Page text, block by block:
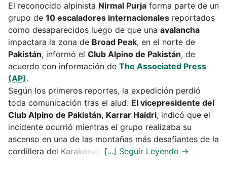
El reconocido alpinista Nirmal Purja forma parte de un
grupo de 10 escaladores internacionales reportados
como desaparecidos luego de que una avalancha
impactara la zona de Broad Peak, en el norte de
Pakistán, informó el Club Alpino de Pakistán, de
acuerdo con información de The Associated Press
(AP).
Según los primeros reportes, la expedición perdió
toda comunicación tras el alud. El vicepresidente del
Club Alpino de Pakistán, Karrar Haidri, indicó que el
incidente ocurrió mientras el grupo realizaba su
ascenso en una de las montañas más desafiantes de la
cordillera del Karakórum.